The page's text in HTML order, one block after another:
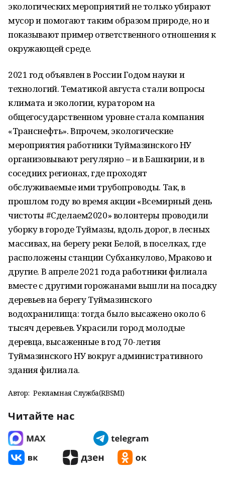
экологических мероприятий не только убирают
мусор и помогают таким образом природе, но и
показывают пример ответственного отношения к
окружающей среде.
2021 год объявлен в России Годом науки и
технологий. Тематикой августа стали вопросы
климата и экологии, куратором на
общегосударственном уровне стала компания
«Транснефть». Впрочем, экологические
мероприятия работники Туймазинского НУ
организовывают регулярно – и в Башкирии, и в
соседних регионах, где проходят
обслуживаемые ими трубопроводы. Так, в
прошлом году во время акции «Всемирный день
чистоты #Сделаем2020» волонтеры проводили
уборку в городе Туймазы, вдоль дорог, в лесных
массивах, на берегу реки Белой, в поселках, где
расположены станции Субханкулово, Мраково и
другие. В апреле 2021 года работники филиала
вместе с другими горожанами вышли на посадку
деревьев на берегу Туймазинского
водохранилища: тогда было высажено около 6
тысяч деревьев. Украсили город молодые
деревца, высаженные в год 70-летия
Туймазинского НУ вокруг административного
здания филиала.
Автор: Рекламная Служба(RBSMI)
Читайте нас